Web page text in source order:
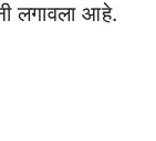
लगावला आहे.